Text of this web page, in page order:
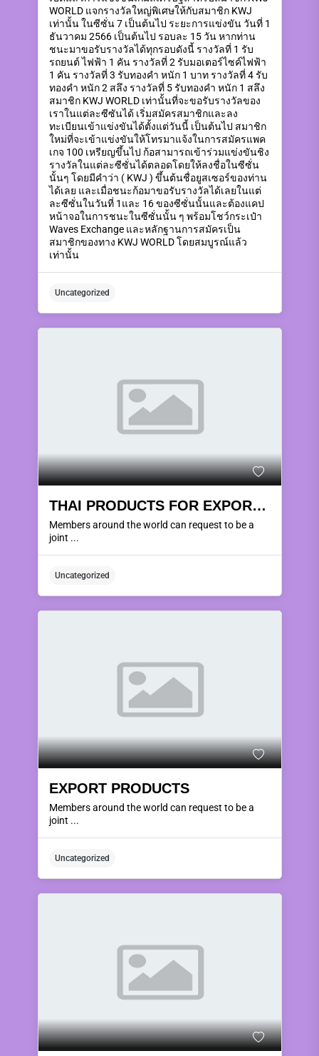
WORLD แจกรางวัลใหญ่พิเศษให้กับสมาชิก KWJ
เท่านั้น ในซีซั่น 7 เป็นต้นไป ระยะการแข่งขัน วันที่ 1
ธันวาคม 2566 เป็นต้นไป รอบละ 15 วัน หากท่าน
ชนะมาขอรับรางวัลได้ทุกรอบดังนี้ รางวัลที่ 1 รับ
รถยนต์ ไฟฟ้า 1 คัน รางวัลที่ 2 รับมอเตอร์ไซค์ไฟฟ้า
1 คัน รางวัลที่ 3 รับทองคำ หนัก 1 บาท รางวัลที่ 4 รับ
ทองคำ หนัก 2 สลึง รางวัลที่ 5 รับทองคำ หนัก 1 สลึง
สมาชิก KWJ WORLD เท่านั้นที่จะขอรับรางวัลของ
เราในแต่ละซีซันได้ เริ่มสมัครสมาชิกและลง
ทะเบียนเข้าแข่งขันได้ตั้งแต่วันนี้ เป็นต้นไป สมาชิก
ใหม่ที่จะเข้าแข่งขันให้โทรมาแจ้งในการสมัครแพค
เกจ 100 เหรียญขึ้นไป ก้อสามารถเข้าร่วมแข่งขันชิง
รางวัลในแต่ละซีซั่นได้ตลอดโดยให้ลงชื่อในซีซั่น
นั้นๆ โดยมีคำว่า ( KWJ ) ขึ้นต้นชื่อยูสเซอร์ของท่าน
ได้เลย และเมื่อชนะก้อมาขอรับรางวัลได้เลยในแต่
ละซีซั่นในวันที่ 1และ 16 ของซีซั่นนั้นและต้องแคป
หน้าจอในการชนะในซีซั่นนั้น ๆ พร้อมโชว์กระเป๋า
Waves Exchange และหลักฐานการสมัครเป็น
สมาชิกของทาง KWJ WORLD โดยสมบูรณ์แล้ว
เท่านั้น
Uncategorized
THAI PRODUCTS FOR EXPORT AROUND THE WORLD.
Members around the world can request to be a
joint ...
Uncategorized
EXPORT PRODUCTS
Members around the world can request to be a
joint ...
Uncategorized